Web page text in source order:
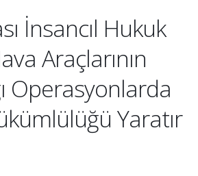
İnsancıl Hukuk
Araçlarının
Operasyonlarda
Yaratır